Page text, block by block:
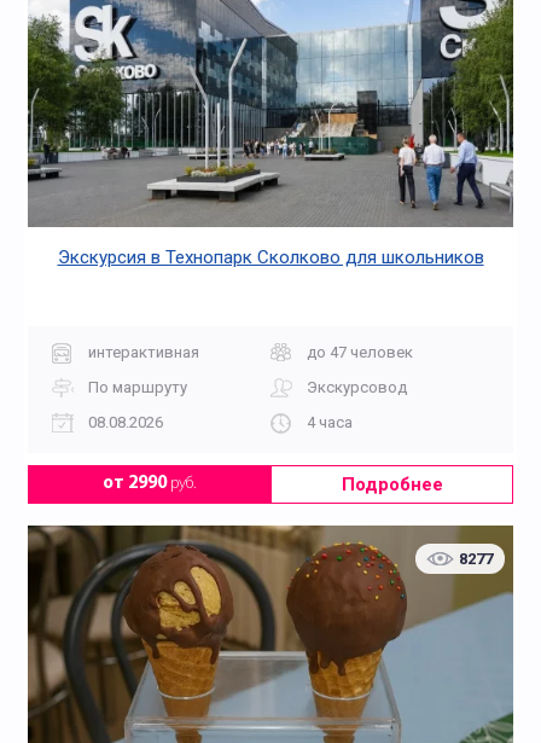
Экскурсия в Технопарк Сколково для школьников
интерактивная
до 47 человек
По маршруту
Экскурсовод
08.08.2026
4 часа
от 2990руб. Подробнее
8277